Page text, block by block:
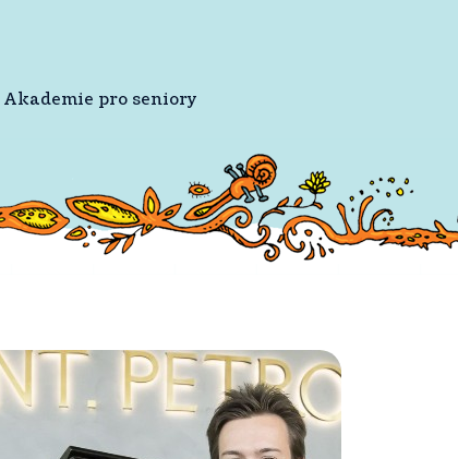
Akademie pro seniory